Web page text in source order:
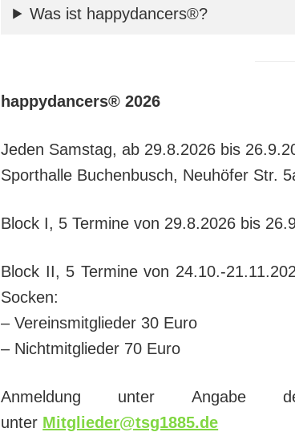
Was ist happydancers®?
happydancers® 2026
Jeden Samstag, ab 29.8.2026 bis
Sporthalle Buchenbusch, Neuhöfer Str.
Block I, 5 Termine von 29.8.2026 bis
Block II, 5 Termine von 24.10.-
Socken:
– Vereinsmitglieder 30 Euro
– Nichtmitglieder 70 Euro
Anmeldung unter Angabe
unter Mitglieder@tsg1885.de